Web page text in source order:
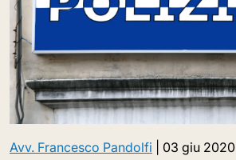
Avv. Francesco Pandolfi 03 giu 2020